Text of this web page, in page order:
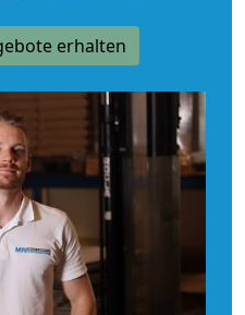
erhalten